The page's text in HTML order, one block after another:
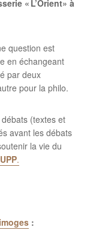
« L’Orient» à
question est
en échangeant
par deux
pour la philo.
(textes et
avant les débats
la vie du
.
: